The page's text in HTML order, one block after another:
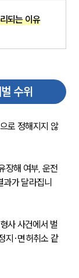
되는 이유
수위
로 정해지지 않
장해 여부, 운전
과가 달라집니
사 사건에서 벌
지·면허취소 같